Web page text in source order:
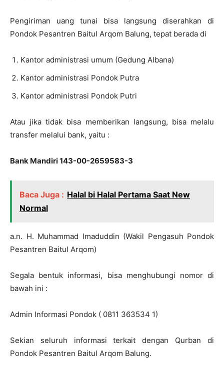
Pengiriman uang tunai bisa langsung diserahkan di
Pondok Pesantren Baitul Arqom Balung, tepat berada di
Kantor administrasi umum (Gedung Albana)
Kantor administrasi Pondok Putra
Kantor administrasi Pondok Putri
Atau jika tidak bisa memberikan langsung, bisa melalu
transfer melalui bank, yaitu :
Bank Mandiri143-00-2659583-3
Baca Juga : Halal bi Halal Pertama Saat New
Normal
a.n. H. Muhammad Imaduddin (Wakil Pengasuh Pondok
Pesantren Baitul Arqom)
Segala bentuk informasi, bisa menghubungi nomor di
bawah ini :
Admin Informasi Pondok ( 0811 363534 1)
Sekian seluruh informasi terkait dengan Qurban di
Pondok Pesantren Baitul Arqom Balung.